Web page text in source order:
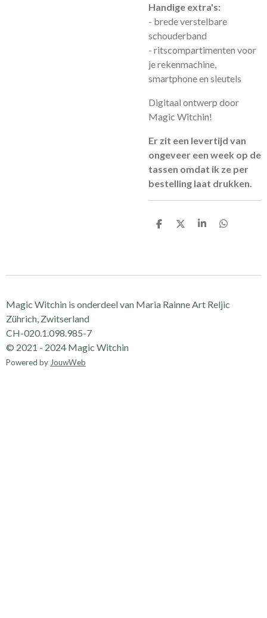
Handige extra's:
- brede verstelbare
schouderband
- ritscompartimenten voor
je rekenmachine,
smartphone en sleutels
Digitaal ontwerp door
Magic Witchin!
Er zit een levertijd van
ongeveer een week op de
tassen omdat ik ze per
bestelling laat drukken.
D
D
S
D
Magic Witchin is onderdeel van Maria Rainne Art Reljic
Zührich, Zwitserland
CH-020.1.098.985-7
© 2021 - 2024 Magic Witchin
Powered by JouwWeb